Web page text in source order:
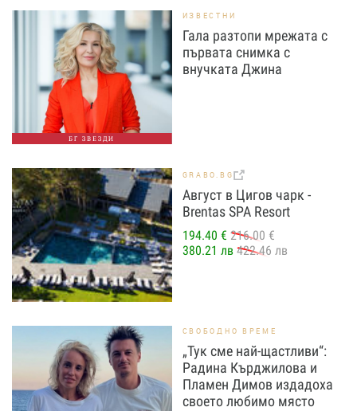
БГ ЗВЕЗДИ
ИЗВЕСТНИ
Гала разтопи мрежата с
първата снимка с
внучката Джина
GRABO.BG
Август в Цигов чарк -
Brentas SPA Resort
194.40 € 216.00 €
380.21 лв 422.46 лв
СВОБОДНО ВРЕМЕ
„Тук сме най-щастливи“:
Радина Кърджилова и
Пламен Димов издадоха
своето любимо място